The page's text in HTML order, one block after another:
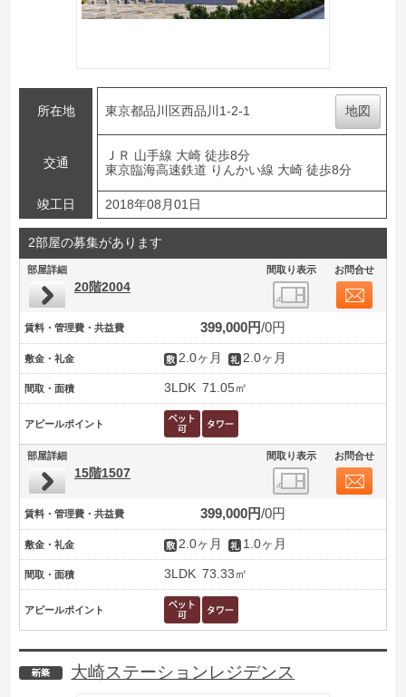
所在地 東京都品川区西品川1-2-1 地図
交通
ＪＲ 山手線 大崎 徒歩8分
東京臨海高速鉄道 りんかい線 大崎 徒歩8分
竣工日 2018年08月01日
2部屋の募集があります
部屋詳細 間取り表示 お問合せ
20階2004
賃料・管理費・共益費 399,000円 0円
敷金・礼金 2.0ヶ月 2.0ヶ月
間取・面積 3LDK 71.05㎡
アピールポイント
部屋詳細 間取り表示 お問合せ
15階1507
賃料・管理費・共益費 399,000円 0円
敷金・礼金 2.0ヶ月 1.0ヶ月
間取・面積 3LDK 73.33㎡
アピールポイント
新築
大崎ステーションレジデンス